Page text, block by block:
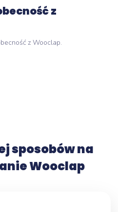
z
z Wooclap.
sposobów na
Wooclap